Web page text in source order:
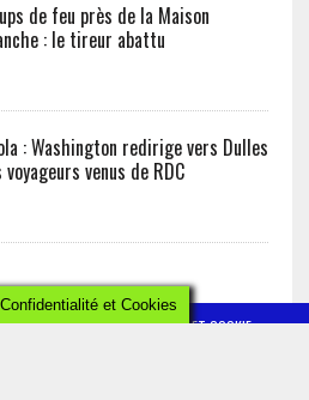
de feu près de la Maison
: le tireur abattu
: Washington redirige vers Dulles
voyageurs venus de RDC
POLITIQUE DE CONFIDENTIALITÉ ET COOKIE
et Cookies